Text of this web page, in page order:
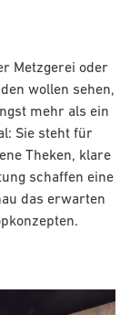
Metzgerei oder
wollen sehen,
mehr als ein
Sie steht für
Theken, klare
schaffen eine
das erwarten